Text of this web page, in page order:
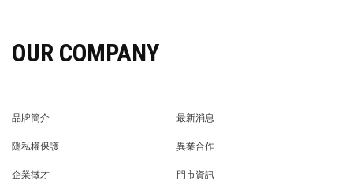
OUR COMPANY
品牌簡介
最新消息
隱私權保護
異業合作
企業徵才
門市資訊